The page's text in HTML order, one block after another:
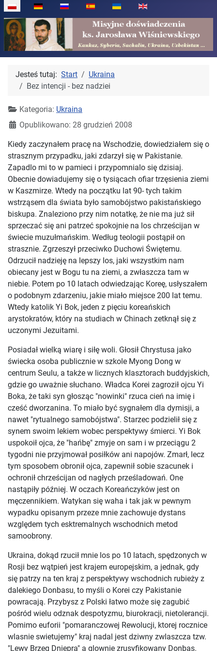
Wybierz swój język
Jesteś tutaj: Start
Ukraina
Bez intencji - bez nadziei
Kategoria: Ukraina
Opublikowano: 28 grudzień 2008
Kiedy zaczynałem pracę na Wschodzie, dowiedziałem się o
strasznym przypadku, jaki zdarzył się w Pakistanie.
Zapadlo mi to w pamieci i przypomnialo się dzisiaj.
Obecnie dowiadujemy się o tysiącach ofiar trzęsienia ziemi
w Kaszmirze. Wtedy na początku lat 90- tych takim
wstrząsem dla świata było samobójstwo pakistańskiego
biskupa. Znaleziono przy nim notatkę, że nie ma już sił
sprzeczać się ani patrzeć spokojnie na los chrześcijan w
świecie muzułmańskim. Według teologii postąpił on
strasznie. Zgrzeszył przeciwko Duchowi Świętemu.
Odrzucił nadzieję na lepszy los, jaki wszystkim nam
obiecany jest w Bogu tu na ziemi, a zwłaszcza tam w
niebie. Potem po 10 latach odwiedzając Koreę, usłyszałem
o podobnym zdarzeniu, jakie miało miejsce 200 lat temu.
Wtedy katolik Yi Bok, jeden z pięciu koreańskich
arystokratów, który na studiach w Chinach zetknął się z
uczonymi Jezuitami.
Posiadał wielką wiarę i siłę woli. Głosił Chrystusa jako
świecka osoba publicznie w szkole Myong Dong w
centrum Seulu, a także w licznych klasztorach buddyjskich,
gdzie go uważnie słuchano. Władca Korei zagroził ojcu Yi
Boka, że taki syn głosząc "nowinki" rzuca cień na imię i
cześć dworzanina. To miało być sygnałem dla dymisji, a
nawet "rytualnego samobójstwa". Starzec podzielił się z
synem swoim lekiem wobec perspektywy śmierci. Yi Bok
uspokoił ojca, że "hańbę" zmyje on sam i w przeciągu 2
tygodni nie przyjmował posiłków ani napojów. Zmarł, lecz
tym sposobem obronił ojca, zapewnił sobie szacunek i
ochronił chrześcijan od nagłych prześladowań. One
nastąpiły później. W oczach Koreańczyków jest on
męczennikiem. Watykan się waha i tak jak w pewnym
wypadku opisanym przeze mnie zachowuje dystans
względem tych esktremalnych wschodnich metod
samoobrony.
Ukraina, dokąd rzucił mnie los po 10 latach, spędzonych w
Rosji bez wątpień jest krajem europejskim, a jednak, gdy
się patrzy na ten kraj z perspektywy wschodnich rubieży z
dalekiego Donbasu, to myśli o Korei czy Pakistanie
powracają. Przybysz z Polski łatwo może się zagubić
pośród wielu odznak despotyzmu, biurokracji, nietolerancji.
Pomimo euforii "pomaranczowej Rewolucji, ktorej rocznice
wlasnie swietujemy" kraj nadal jest dziwny zwlaszcza tzw.
"Lewy Brzeg Dniepra" a glownie zrusyfikowany Donbas.